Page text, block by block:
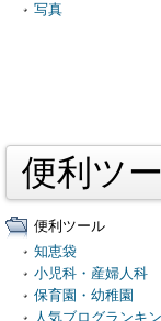
写真
便利ツ
便利ツール
知恵袋
小児科・産婦人科
保育園・幼稚園
人気ブログランキ